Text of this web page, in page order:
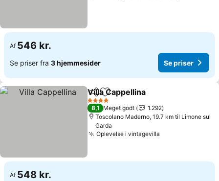
Af 546 kr.
Se priser fra 3 hjemmesider Se priser
Del Føj til favoritter
Villa Cappellina
4 Stjerner
8,1 Meget godt
1.292
Toscolano Maderno, 19.7 km til Limone sul
Garda
Oplevelse i vintagevilla
Af 548 kr.